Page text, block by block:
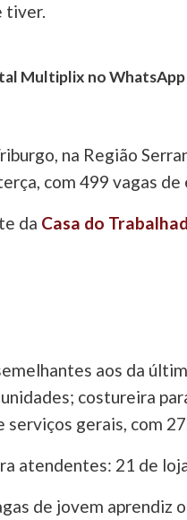
tiver.
Multiplix no WhatsApp
na Região
com 499 vagas
da Casa do
aos da
costureira
serviços gerais, com
atendentes: 21 de
de jovem aprendiz